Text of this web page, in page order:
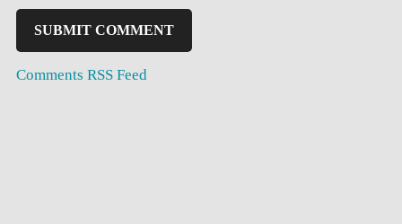
Comments RSS Feed